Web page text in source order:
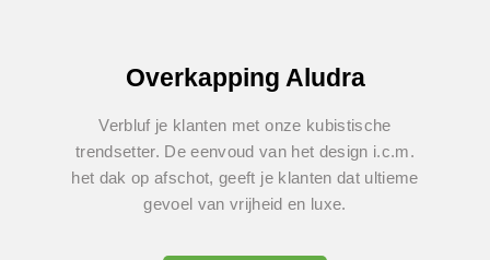
Overkapping Aludra
Verbluf je klanten met onze kubistische
trendsetter. De eenvoud van het design i.c.m.
het dak op afschot, geeft je klanten dat ultieme
gevoel van vrijheid en luxe.